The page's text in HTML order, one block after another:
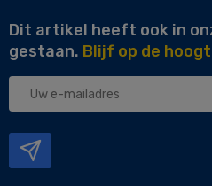
Dit artikel heeft ook in
gestaan. Blijf op de
Uw